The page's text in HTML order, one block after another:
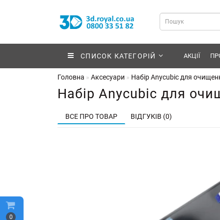
0
СПИСОК КАТЕГОРІЙ АКЦІЇ
Головна Аксесуари Набір Anycubic для
Набір Anycubic для
ВСЕ ПРО ТОВАР ВІДГУКІВ (0)